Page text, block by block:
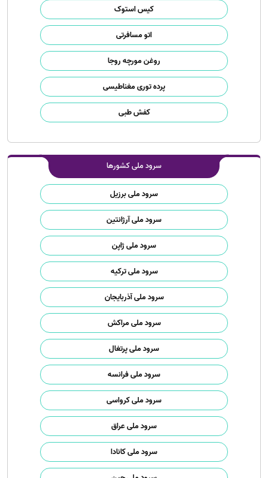
کیس استوک
اتو مسافرتی
روغن مورچه روجا
پرده توری مغناطیسی
کفش طبی
سرود ملی کشورها
سرود ملی برزیل
سرود ملی آرژانتین
سرود ملی ژاپن
سرود ملی ترکیه
سرود ملی آذربایجان
سرود ملی مراکش
سرود ملی پرتغال
سرود ملی فرانسه
سرود ملی کرواسی
سرود ملی عراق
سرود ملی کانادا